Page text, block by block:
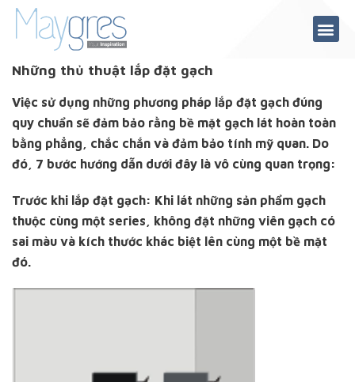
Chuyển
tới
dung
Những thủ thuật lắp đặt gạch
Việc sử dụng những phương pháp lắp đặt gạch đúng
quy chuẩn sẽ đảm bảo rằng bề mặt gạch lát hoàn toàn
bằng phẳng, chắc chắn và đảm bảo tính mỹ quan. Do
đó, 7 bước hướng dẫn dưới đây là vô cùng quan trọng:
Trước khi lắp đặt gạch: Khi lát những sản phẩm gạch
thuộc cùng một series, không đặt những viên gạch có
sai màu và kích thước khác biệt lên cùng một bề mặt
đó.